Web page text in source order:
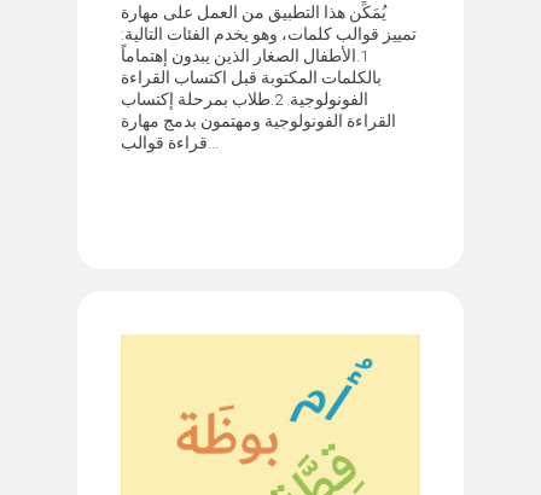
يُمَكِّن هذا التطبيق من العمل على مهارة
تمييز قوالب كلمات، وهو يخدم الفئات التالية:
1.الأطفال الصغار الذين يبدون إهتماماً
بالكلمات المكتوبة قبل اكتساب القراءة
الفونولوجية. 2.طلاب بمرحلة إكتساب
القراءة الفونولوجية ومهتمون بدمج مهارة